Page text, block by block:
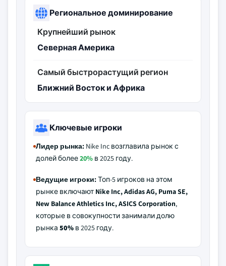
Региональное доминирование
Крупнейший рынок
Северная Америка
Самый быстрорастущий регион
Ближний Восток и Африка
Ключевые игроки
Лидер рынка: Nike Inc возглавила рынок с
долей более20% в 2025 году.
Ведущие игроки:Топ-5 игроков на этом
рынке включают Nike Inc, Adidas AG, Puma SE,
New Balance Athletics Inc, ASICS Corporation,
которые в совокупности занимали долю
рынка 50% в 2025 году.